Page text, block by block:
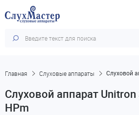
Главная Слуховые аппараты Слуховой
Слуховой аппарат Unitron
HPm